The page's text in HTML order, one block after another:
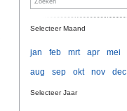
Selecteer Maand
jan feb mrt apr mei
aug
sep okt nov dec
Selecteer Jaar